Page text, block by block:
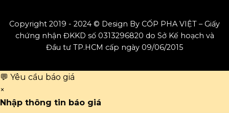
Copyright 2019 - 2024 © Design By CỐP PHA VIỆT – Giấy
chứng nhận ĐKKD số 0313296820 do Sở Kế hoạch và
Đầu tư TP.HCM cấp ngày 09/06/2015
💬 Yêu cầu báo giá
×
Nhập thông tin báo giá